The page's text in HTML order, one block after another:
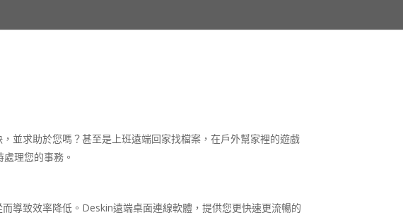
並求助於您嗎？甚至是上班遠端回家找檔案，在戶外幫家裡的遊戲
理您的事務。
導致效率降低。Deskin遠端桌面連線軟體，提供您更快速更流暢的